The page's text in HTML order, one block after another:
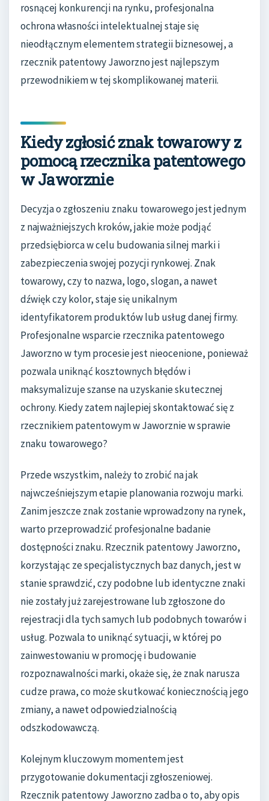
rosnącej konkurencji na rynku, profesjonalna
ochrona własności intelektualnej staje się
nieodłącznym elementem strategii biznesowej, a
rzecznik patentowy Jaworzno jest najlepszym
przewodnikiem w tej skomplikowanej materii.
Kiedy zgłosić znak towarowy z
pomocą rzecznika patentowego
w Jaworznie
Decyzja o zgłoszeniu znaku towarowego jest jednym
z najważniejszych kroków, jakie może podjąć
przedsiębiorca w celu budowania silnej marki i
zabezpieczenia swojej pozycji rynkowej. Znak
towarowy, czy to nazwa, logo, slogan, a nawet
dźwięk czy kolor, staje się unikalnym
identyfikatorem produktów lub usług danej firmy.
Profesjonalne wsparcie rzecznika patentowego
Jaworzno w tym procesie jest nieocenione, ponieważ
pozwala uniknąć kosztownych błędów i
maksymalizuje szanse na uzyskanie skutecznej
ochrony. Kiedy zatem najlepiej skontaktować się z
rzecznikiem patentowym w Jaworznie w sprawie
znaku towarowego?
Przede wszystkim, należy to zrobić na jak
najwcześniejszym etapie planowania rozwoju marki.
Zanim jeszcze znak zostanie wprowadzony na rynek,
warto przeprowadzić profesjonalne badanie
dostępności znaku. Rzecznik patentowy Jaworzno,
korzystając ze specjalistycznych baz danych, jest w
stanie sprawdzić, czy podobne lub identyczne znaki
nie zostały już zarejestrowane lub zgłoszone do
rejestracji dla tych samych lub podobnych towarów i
usług. Pozwala to uniknąć sytuacji, w której po
zainwestowaniu w promocję i budowanie
rozpoznawalności marki, okaże się, że znak narusza
cudze prawa, co może skutkować koniecznością jego
zmiany, a nawet odpowiedzialnością
odszkodowawczą.
Kolejnym kluczowym momentem jest
przygotowanie dokumentacji zgłoszeniowej.
Rzecznik patentowy Jaworzno zadba o to, aby opis